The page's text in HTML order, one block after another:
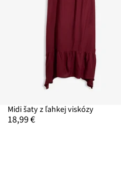
Midi šaty z ľahkej viskózy
18,99 €